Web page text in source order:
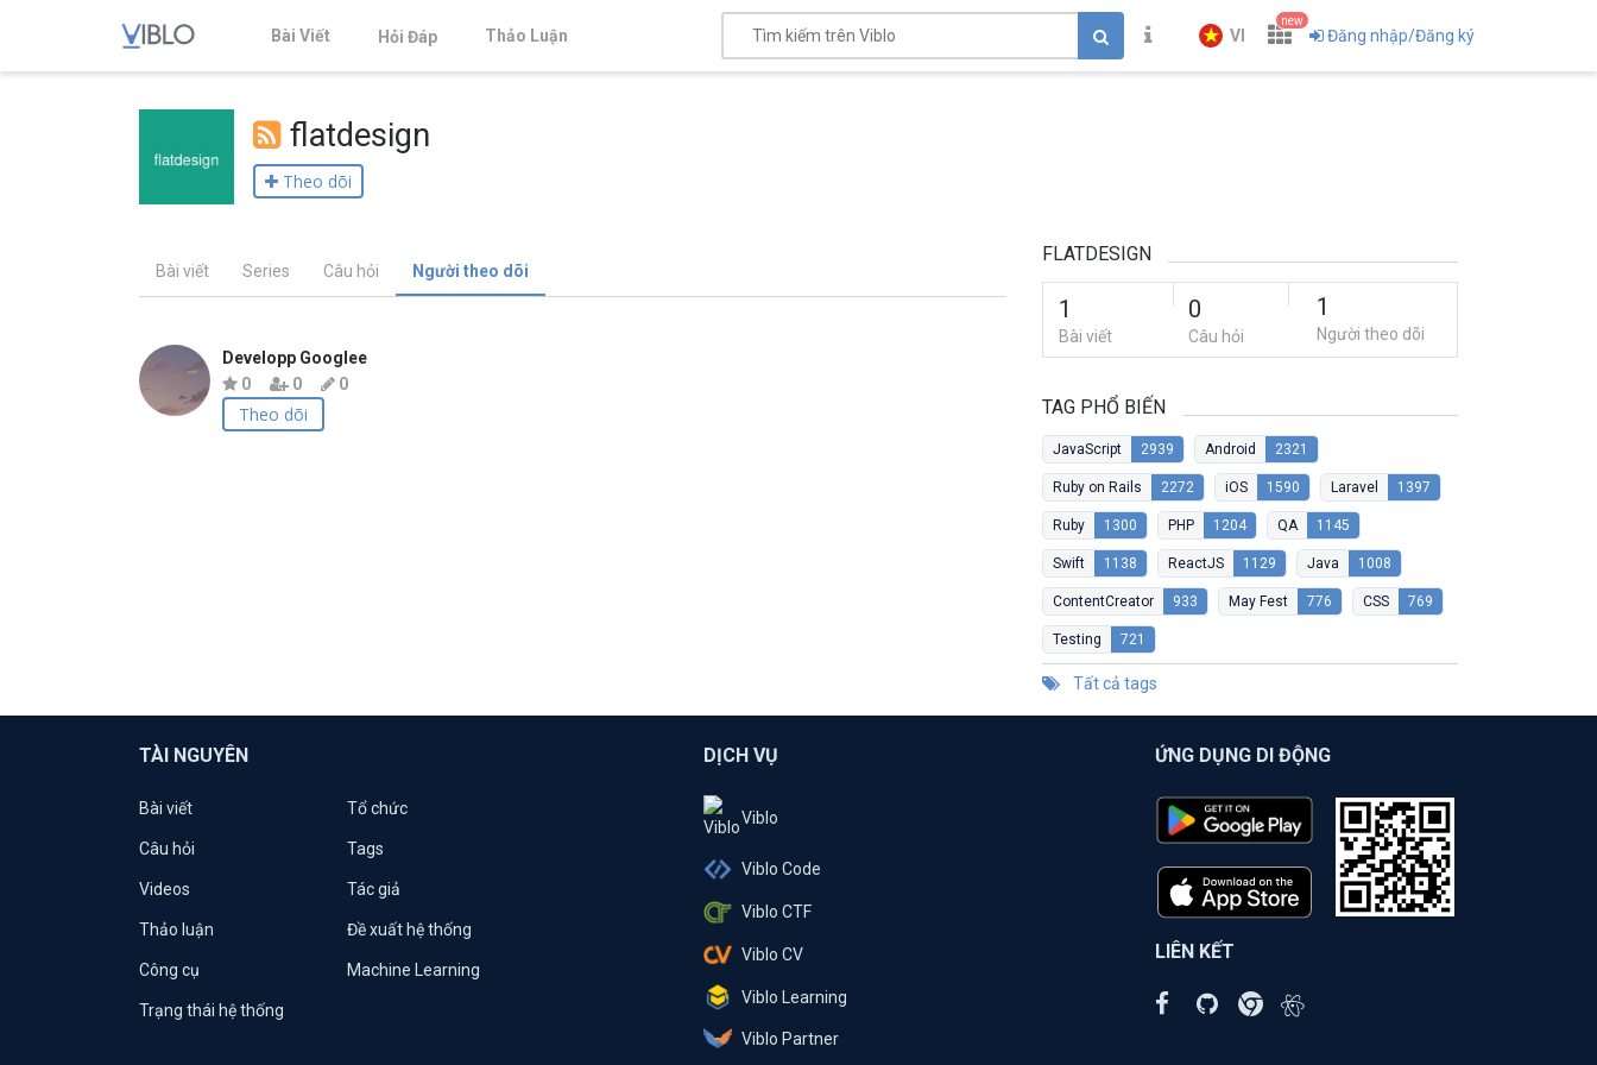
Bài Viết Hỏi Đáp Thảo Luận VI
new
Đăng nhập/Đăng ký
flatdesign
Theo dõi
Bài viết Series Câu hỏi Người theo dõi
Developp Googlee
0
0 0
Theo dõi
FLATDESIGN
1
Bài viết
0
Câu hỏi
1
Người theo dõi
TAG PHỔ BIẾN
JavaScript 2939 Android 2321
Ruby on Rails 2272 iOS 1590 Laravel 1397
Ruby 1300 PHP 1204 QA 1145
Swift 1138 ReactJS 1129 Java 1008
ContentCreator 933 May Fest 776 CSS 769
Testing 721
Tất cả tags
TÀI NGUYÊN
Bài viết Tổ chức
Câu hỏi Tags
Videos Tác giả
Thảo luận Đề xuất hệ thống
Công cụ Machine Learning
Trạng thái hệ thống
DỊCH VỤ
Viblo
Viblo Code
Viblo CTF
Viblo CV
Viblo Learning
Viblo Partner
ỨNG DỤNG DI ĐỘNG
LIÊN KẾT